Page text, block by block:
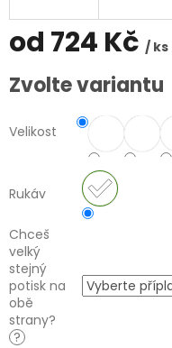
od 724 Kč / ks
Měrná
cena:
Zvolte variantu
Velikost
Rukáv
Chceš
velký
stejný
potisk na
obě
strany?
?